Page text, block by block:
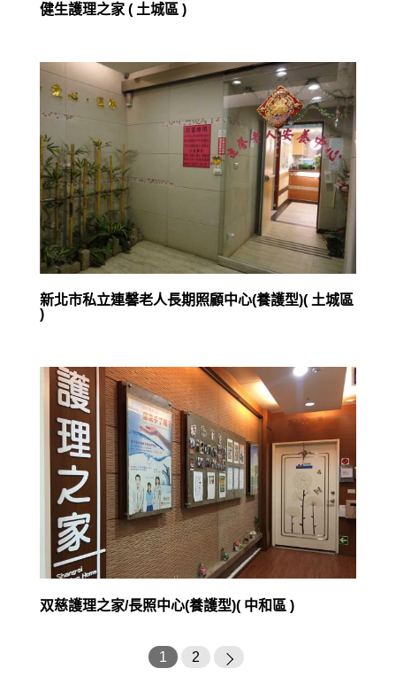
健生護理之家 ( 土城區 )
新北市私立連馨老人長期照顧中心(養護型)( 土城區
)
双慈護理之家/長照中心(養護型)( 中和區 )
1 2